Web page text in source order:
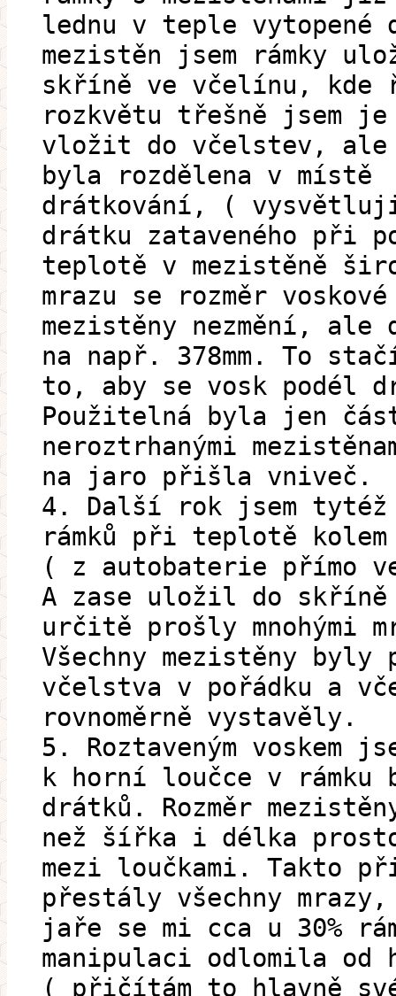
lednu v teple
mezistěn jsem rámky
skříně ve včelínu, kde
rozkvětu třešně jsem
vložit do včelstev, ale
byla rozdělena v místě
drátkování, (
drátku zataveného při
teplotě v mezistěně
mrazu se rozměr voskové
mezistěny nezmění, ale
na např. 378mm. To
to, aby se vosk podél
Použitelná byla jen
neroztrhanými
na jaro přišla vniveč.
4. Další rok jsem tytéž
rámků při teplotě
( z autobaterie přímo
A zase uložil do
určitě prošly mnohými
Všechny mezistěny
včelstva v pořádku a
rovnoměrně vystavěly.
5. Roztaveným voskem
k horní loučce v rámku
drátků. Rozměr
než šířka i délka
mezi loučkami. Takto
přestály všechny
jaře se mi cca u 30%
manipulaci odlomila od
( přičítám to hlavně